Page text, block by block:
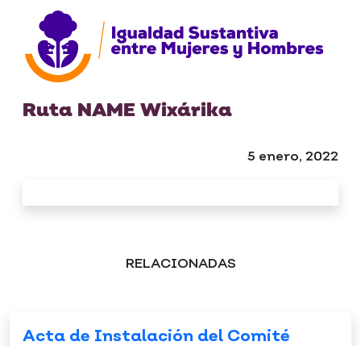
Ruta NAME Wixárika
5 enero, 2022
RELACIONADAS
Acta de Instalación del Comité